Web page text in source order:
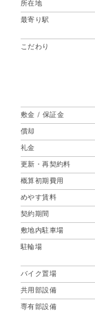
所在地
最寄り駅
こだわり
敷金 / 保証金
償却
礼金
更新・再契約料
概算初期費用
めやす賃料
契約期間
敷地内駐車場
駐輪場
バイク置場
共用部設備
専有部設備